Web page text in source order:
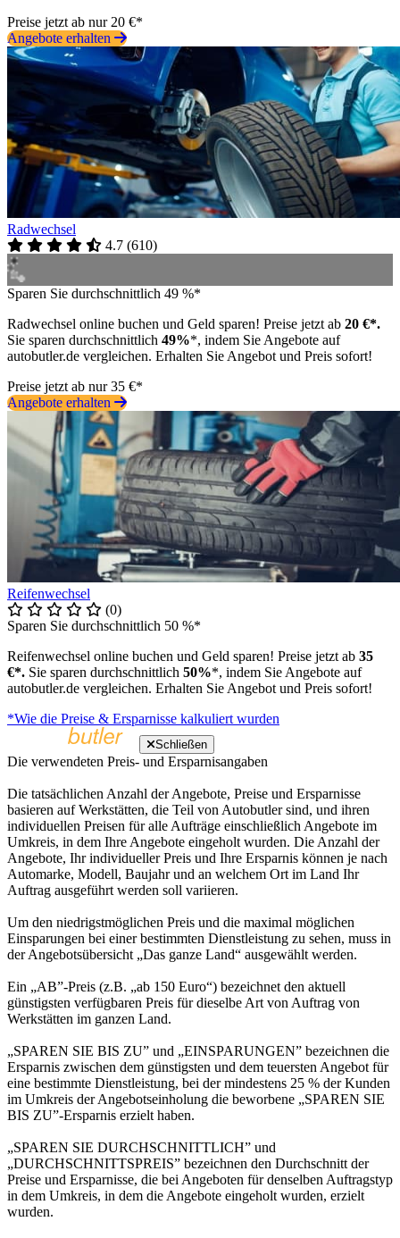
Preise jetzt ab nur 20 €*
Angebote erhalten
Radwechsel
4.7 (610)
Sparen Sie durchschnittlich 49 %*
Radwechsel online buchen und Geld sparen! Preise jetzt ab 20 €*.
Sie sparen durchschnittlich 49%*, indem Sie Angebote auf
autobutler.de vergleichen. Erhalten Sie Angebot und Preis sofort!
Preise jetzt ab nur 35 €*
Angebote erhalten
Reifenwechsel
(0)
Sparen Sie durchschnittlich 50 %*
Reifenwechsel online buchen und Geld sparen! Preise jetzt ab 35
€*. Sie sparen durchschnittlich 50%*, indem Sie Angebote auf
autobutler.de vergleichen. Erhalten Sie Angebot und Preis sofort!
*Wie die Preise & Ersparnisse kalkuliert wurden
Schließen
Die verwendeten Preis- und Ersparnisangaben
Die tatsächlichen Anzahl der Angebote, Preise und Ersparnisse
basieren auf Werkstätten, die Teil von Autobutler sind, und ihren
individuellen Preisen für alle Aufträge einschließlich Angebote im
Umkreis, in dem Ihre Angebote eingeholt wurden. Die Anzahl der
Angebote, Ihr individueller Preis und Ihre Ersparnis können je nach
Automarke, Modell, Baujahr und an welchem Ort im Land Ihr
Auftrag ausgeführt werden soll variieren.
Um den niedrigstmöglichen Preis und die maximal möglichen
Einsparungen bei einer bestimmten Dienstleistung zu sehen, muss in
der Angebotsübersicht „Das ganze Land“ ausgewählt werden.
Ein „AB”-Preis (z.B. „ab 150 Euro“) bezeichnet den aktuell
günstigsten verfügbaren Preis für dieselbe Art von Auftrag von
Werkstätten im ganzen Land.
„SPAREN SIE BIS ZU” und „EINSPARUNGEN” bezeichnen die
Ersparnis zwischen dem günstigsten und dem teuersten Angebot für
eine bestimmte Dienstleistung, bei der mindestens 25 % der Kunden
im Umkreis der Angebotseinholung die beworbene „SPAREN SIE
BIS ZU”-Ersparnis erzielt haben.
„SPAREN SIE DURCHSCHNITTLICH” und
„DURCHSCHNITTSPREIS” bezeichnen den Durchschnitt der
Preise und Ersparnisse, die bei Angeboten für denselben Auftragstyp
in dem Umkreis, in dem die Angebote eingeholt wurden, erzielt
wurden.